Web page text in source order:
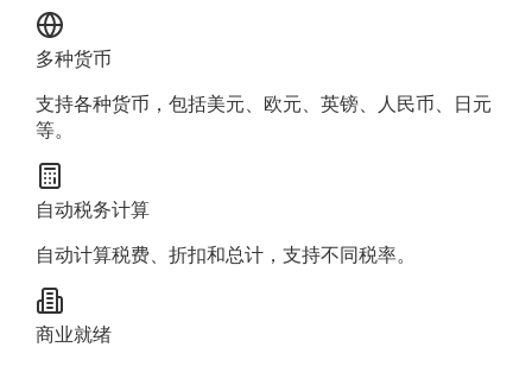
多种货币
支持各种货币，包括美元、欧元、英镑、人民币、日元
等。
自动税务计算
自动计算税费、折扣和总计，支持不同税率。
商业就绪